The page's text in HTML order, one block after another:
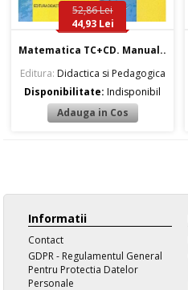
52,86 Lei
44,93 Lei
Matematica TC+CD. Manual..
Editura: Didactica si Pedagogica
Disponibilitate:Indisponibil
Informatii
Contact
GDPR - Regulamentul General
Pentru Protectia Datelor
Personale